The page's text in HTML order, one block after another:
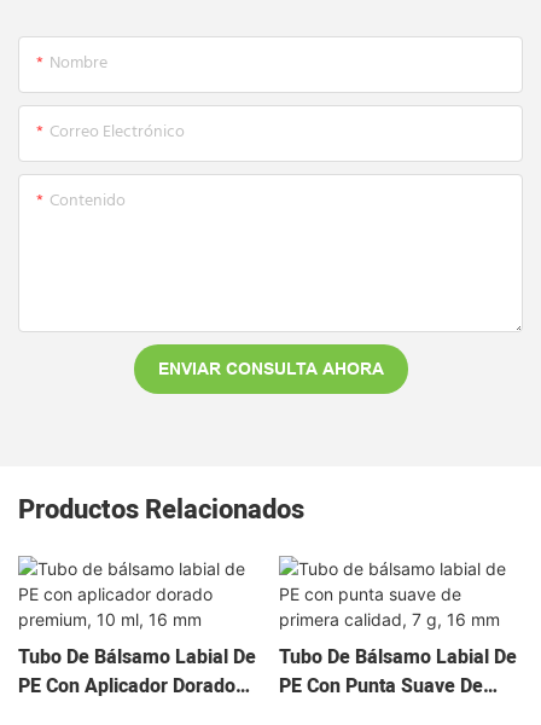
Nombre
Correo Electrónico
Contenido
ENVIAR CONSULTA AHORA
Productos Relacionados
Tubo De Bálsamo Labial De
PE Con Aplicador Dorado
Tubo De Bálsamo Labial De
PE Con Punta Suave De